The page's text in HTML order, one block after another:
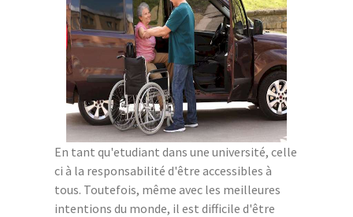
En tant qu'etudiant dans une université, celle
ci à la responsabilité d'être accessibles à
tous. Toutefois, même avec les meilleures
intentions du monde, il est difficile d'être